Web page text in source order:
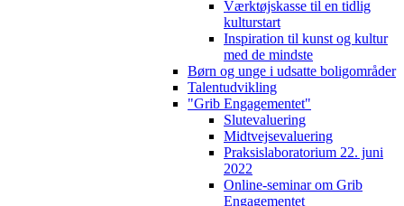
Værktøjskasse til en tidlig
kulturstart
Inspiration til kunst og kultur
med de mindste
Børn og unge i udsatte boligområder
Talentudvikling
"Grib Engagementet"
Slutevaluering
Midtvejsevaluering
Praksislaboratorium 22. juni
2022
Online-seminar om Grib
Engagementet